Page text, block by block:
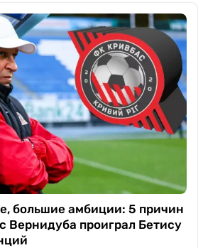
большие амбиции: 5 причин
Вернидуба проиграл Бетису